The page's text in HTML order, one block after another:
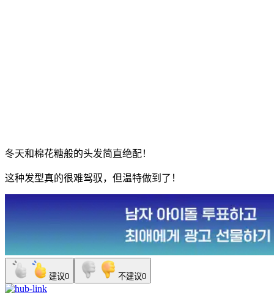
冬天和棉花糖般的头发简直绝配！
这种发型真的很难驾驭，但温特做到了！
建议0 不建议0